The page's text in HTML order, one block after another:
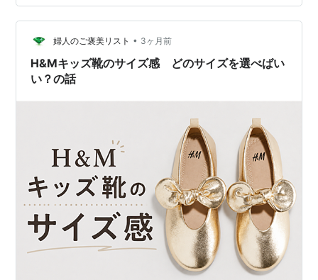
ていたのは、MIWAのHM錠前「U9-HM」です。 HM錠前
は「玉座」と呼ばれるタイプで、丸いノブの中心部に鍵
穴が設けられた構造になっています。 玉座タイプの交換
では、シリンダーだけを入れ替えるのではなく、ノブご
と一式を取…
婦人のご褒美リスト • 3ヶ月前
H&Mキッズ靴のサイズ感 どのサイズを選べばい
い？の話